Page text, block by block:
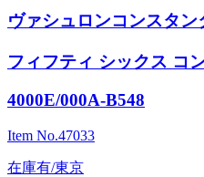
ヴァシュロンコンスタン
フィフティ シックス コ
4000E/000A-B548
Item No.47033
在庫有/東京